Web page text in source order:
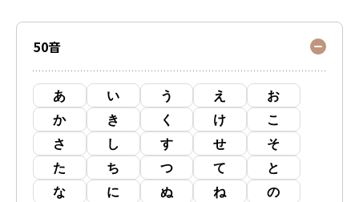
50音
あ い う え
お
か
き く け
こ
さ
し す せ
そ
た
ち つ て
と
な
に ぬ ね
の